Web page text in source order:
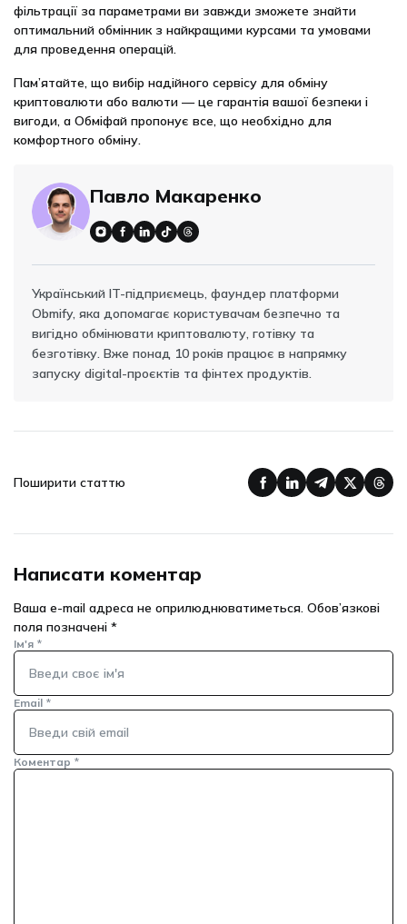
фільтрації за параметрами ви завжди зможете знайти
оптимальний обмінник з найкращими курсами та умовами
для проведення операцій.
Пам’ятайте, що вибір надійного сервісу для обміну
криптовалюти або валюти — це гарантія вашої безпеки і
вигоди, а Обміфай пропонує все, що необхідно для
комфортного обміну.
Павло Макаренко
Український IT-підприємець, фаундер платформи
Obmify, яка допомагає користувачам безпечно та
вигідно обмінювати криптовалюту, готівку та
безготівку. Вже понад 10 років працює в напрямку
запуску digital-проєктів та фінтех продуктів.
Поширити статтю
Написати коментар
Ваша e-mail адреса не оприлюднюватиметься. Обов’язкові
поля позначені *
Коментар *
Ім'я *
Email *